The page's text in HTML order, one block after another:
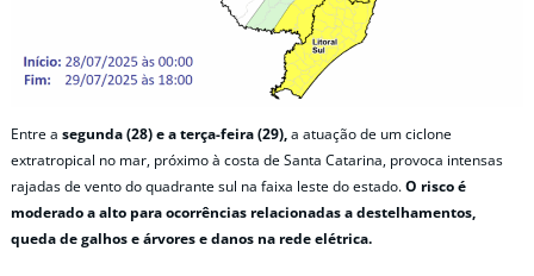
Entre a segunda (28) e a terça-feira (29),a atuação de um ciclone
extratropical no mar, próximo à costa de Santa Catarina, provoca intensas
rajadas de vento do quadrante sul na faixa leste do estado.O risco é
moderado a alto para ocorrências relacionadas a destelhamentos,
queda de galhos e árvores e danos na rede elétrica.